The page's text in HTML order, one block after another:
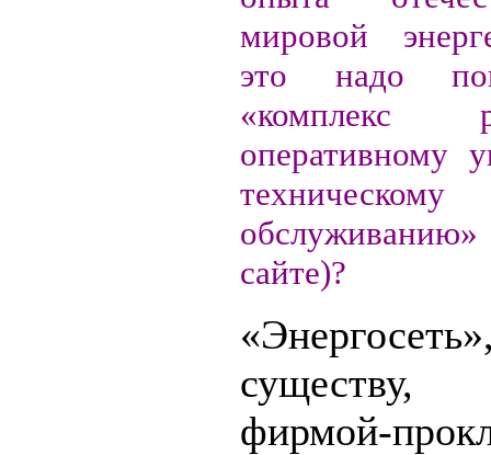
мировой
это надо
«комплекс
оперативному
техническому
сайте)?
существу,
фирмой-